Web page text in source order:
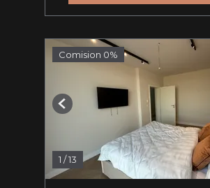
Comision 0%
1 /13
Previous